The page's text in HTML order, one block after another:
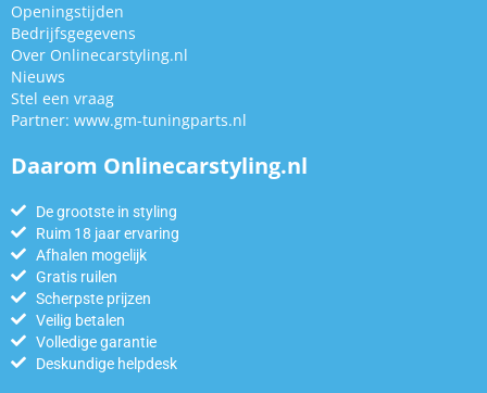
Openingstijden
Bedrijfsgegevens
Over Onlinecarstyling.nl
Nieuws
Stel een vraag
Partner: www.gm-tuningparts.nl
Daarom Onlinecarstyling.nl
De grootste in styling
Ruim 18 jaar ervaring
Afhalen mogelijk
Gratis ruilen
Scherpste prijzen
Veilig betalen
Volledige garantie
Deskundige helpdesk